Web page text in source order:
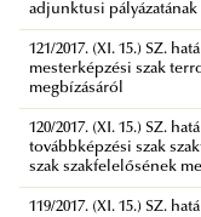
adjunktusi pályázatának
121/2017. (XI. 15.) SZ.
mesterképzési szak
megbízásáról
120/2017. (XI. 15.) SZ.
továbbképzési szak
szak szakfelelősének
119/2017. (XI. 15.) SZ.